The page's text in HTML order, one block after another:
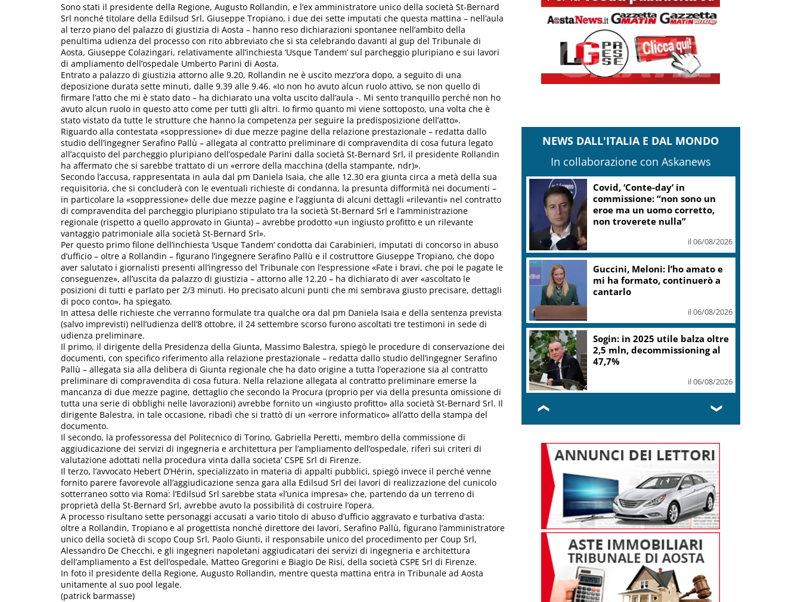
Sono stati il presidente della Regione, Augusto Rollandin, e l’ex amministratore unico della società St-Bernard
Srl nonché titolare della Edilsud Srl, Giuseppe Tropiano, i due dei sette imputati che questa mattina – nell’aula
al terzo piano del palazzo di giustizia di Aosta – hanno reso dichiarazioni spontanee nell’ambito della
penultima udienza del processo con rito abbreviato che si sta celebrando davanti al gup del Tribunale di
Aosta, Giuseppe Colazingari, relativamente all’inchiesta ‘Usque Tandem’ sul parcheggio pluripiano e sui lavori
di ampliamento dell’ospedale Umberto Parini di Aosta.
Entrato a palazzo di giustizia attorno alle 9.20, Rollandin ne è uscito mezz’ora dopo, a seguito di una
deposizione durata sette minuti, dalle 9.39 alle 9.46. «Io non ho avuto alcun ruolo attivo, se non quello di
firmare l’atto che mi è stato dato – ha dichiarato una volta uscito dall’aula -. Mi sento tranquillo perché non ho
avuto alcun ruolo in questo atto come per tutti gli altri. Io firmo quanto mi viene sottoposto, una volta che è
stato vistato da tutte le strutture che hanno la competenza per seguire la predisposizione dell’atto».
Riguardo alla contestata «soppressione» di due mezze pagine della relazione prestazionale – redatta dallo
studio dell’ingegner Serafino Pallù – allegata al contratto preliminare di compravendita di cosa futura legato
all’acquisto del parcheggio pluripiano dell’ospedale Parini dalla società St-Bernard Srl, il presidente Rollandin
ha affermato che si sarebbe trattato di un «errore della macchina (della stampante, ndr)».
Secondo l’accusa, rappresentata in aula dal pm Daniela Isaia, che alle 12.30 era giunta circa a metà della sua
requisitoria, che si concluderà con le eventuali richieste di condanna, la presunta difformità nei documenti –
in particolare la «soppressione» delle due mezze pagine e l’aggiunta di alcuni dettagli «rilevanti» nel contratto
di compravendita del parcheggio pluripiano stipulato tra la società St-Bernard Srl e l’amministrazione
regionale (rispetto a quello approvato in Giunta) – avrebbe prodotto «un ingiusto profitto e un rilevante
vantaggio patrimoniale alla società St-Bernard Srl».
Per questo primo filone dell’inchiesta ‘Usque Tandem’ condotta dai Carabinieri, imputati di concorso in abuso
d’ufficio – oltre a Rollandin – figurano l’ingegnere Serafino Pallù e il costruttore Giuseppe Tropiano, che dopo
aver salutato i giornalisti presenti all’ingresso del Tribunale con l’espressione «Fate i bravi, che poi le pagate le
conseguenze», all’uscita da palazzo di giustizia – attorno alle 12.20 – ha dichiarato di aver «ascoltato le
posizioni di tutti e parlato per 2/3 minuti. Ho precisato alcuni punti che mi sembrava giusto precisare, dettagli
di poco conto», ha spiegato.
In attesa delle richieste che verranno formulate tra qualche ora dal pm Daniela Isaia e della sentenza prevista
(salvo imprevisti) nell’udienza dell’8 ottobre, il 24 settembre scorso furono ascoltati tre testimoni in sede di
udienza preliminare.
Il primo, il dirigente della Presidenza della Giunta, Massimo Balestra, spiegò le procedure di conservazione dei
documenti, con specifico riferimento alla relazione prestazionale – redatta dallo studio dell’ingegner Serafino
Pallù – allegata sia alla delibera di Giunta regionale che ha dato origine a tutta l’operazione sia al contratto
preliminare di compravendita di cosa futura. Nella relazione allegata al contratto preliminare emerse la
mancanza di due mezze pagine, dettaglio che secondo la Procura (proprio per via della presunta omissione di
tutta una serie di obblighi nelle lavorazioni) avrebbe fornito un «ingiusto profitto» alla società St-Bernard Srl. Il
dirigente Balestra, in tale occasione, ribadì che si trattò di un «errore informatico» all’atto della stampa del
documento.
Il secondo, la professoressa del Politecnico di Torino, Gabriella Peretti, membro della commissione di
aggiudicazione dei servizi di ingegneria e architettura per l’ampliamento dell’ospedale, riferì sui criteri di
valutazione adottati nella procedura vinta dalla societa’ CSPE Srl di Firenze.
Il terzo, l’avvocato Hebert D’Hérin, specializzato in materia di appalti pubblici, spiegò invece il perché venne
fornito parere favorevole all’aggiudicazione senza gara alla Edilsud Srl dei lavori di realizzazione del cunicolo
sotterraneo sotto via Roma: l’Edilsud Srl sarebbe stata «l’unica impresa» che, partendo da un terreno di
proprietà della St-Bernard Srl, avrebbe avuto la possibilità di costruire l’opera.
A processo risultano sette personaggi accusati a vario titolo di abuso d’ufficio aggravato e turbativa d’asta:
oltre a Rollandin, Tropiano e al progettista nonché direttore dei lavori, Serafino Pallù, figurano l’amministratore
unico della società di scopo Coup Srl, Paolo Giunti, il responsabile unico del procedimento per Coup Srl,
Alessandro De Checchi, e gli ingegneri napoletani aggiudicatari dei servizi di ingegneria e architettura
dell’ampliamento a Est dell’ospedale, Matteo Gregorini e Biagio De Risi, della società CSPE Srl di Firenze.
In foto il presidente della Regione, Augusto Rollandin, mentre questa mattina entra in Tribunale ad Aosta
unitamente al suo pool legale.
(patrick barmasse)
NEWS DALL'ITALIA E DAL MONDO
In collaborazione con Askanews
Covid, ‘Conte-day’ in
commissione: “non sono un
eroe ma un uomo corretto,
non troverete nulla”
il 06/08/2026
Guccini, Meloni: l’ho amato e
mi ha formato, continuerò a
cantarlo
il 06/08/2026
Sogin: in 2025 utile balza oltre
2,5 mln, decommissioning al
47,7%
il 06/08/2026
❮ ❯